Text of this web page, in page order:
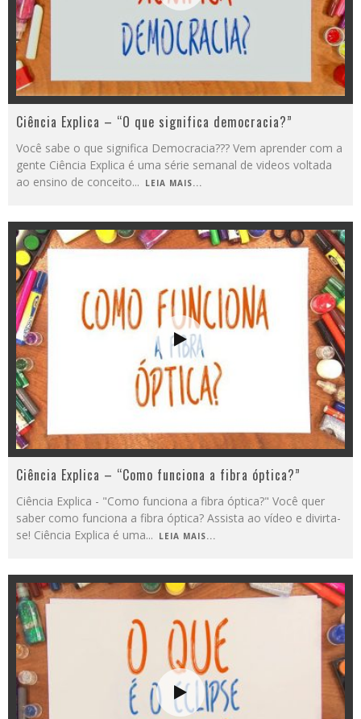
Ciência Explica – “O que significa democracia?”
Você sabe o que significa Democracia??? Vem aprender com a
gente Ciência Explica é uma série semanal de videos voltada
ao ensino de conceito... LEIA MAIS...
Ciência Explica – “Como funciona a fibra óptica?”
Ciência Explica - "Como funciona a fibra óptica?" Você quer
saber como funciona a fibra óptica? Assista ao vídeo e divirta-
se! Ciência Explica é uma... LEIA MAIS...